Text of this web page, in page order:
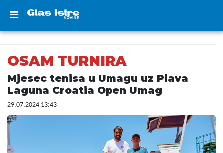
OSAM TURNIRA
Mjesec tenisa u Umagu uz Plava
Laguna Croatia Open Umag
29.07.2024 13:43